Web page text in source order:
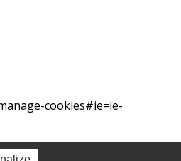
cookies#ie=ie-